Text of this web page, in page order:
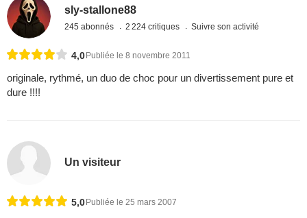
sly-stallone88
245 abonnés 2 224 critiques Suivre son activité
4,0 Publiée le 8 novembre 2011
originale, rythmé, un duo de choc pour un divertissement pure et
dure !!!!
Un visiteur
5,0 Publiée le 25 mars 2007